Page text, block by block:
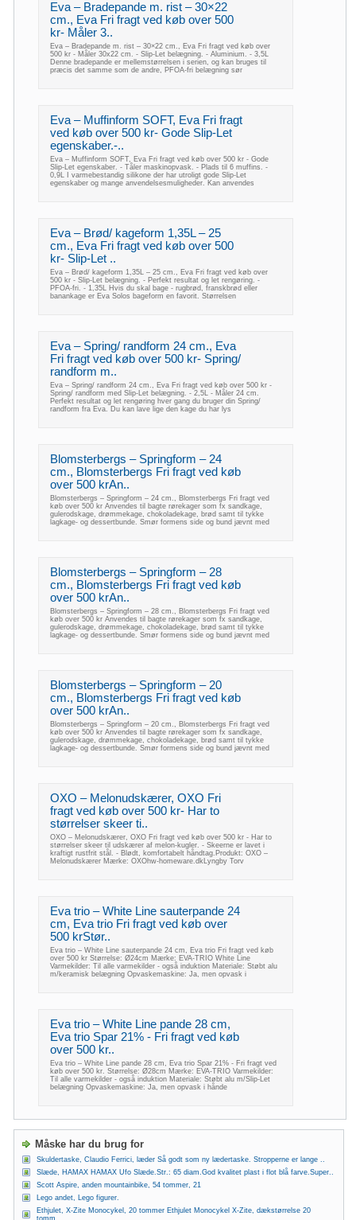
Eva – Bradepande m. rist – 30×22
cm., Eva Fri fragt ved køb over 500
kr- Måler 3..
Eva – Bradepande m. rist – 30×22 cm., Eva Fri fragt ved køb over
500 kr - Måler 30x22 cm. - Slip-Let belægning. - Aluminium. - 3,5L
Denne bradepande er mellemstørrelsen i serien, og kan bruges til
præcis det samme som de andre, PFOA-fri belægning sør
Eva – Muffinform SOFT, Eva Fri fragt
ved køb over 500 kr- Gode Slip-Let
egenskaber.-..
Eva – Muffinform SOFT, Eva Fri fragt ved køb over 500 kr - Gode
Slip-Let egenskaber. - Tåler maskinopvask. - Plads til 6 muffins. -
0,9L I varmebestandig silikone der har utroligt gode Slip-Let
egenskaber og mange anvendelsesmuligheder. Kan anvendes
Eva – Brød/ kageform 1,35L – 25
cm., Eva Fri fragt ved køb over 500
kr- Slip-Let ..
Eva – Brød/ kageform 1,35L – 25 cm., Eva Fri fragt ved køb over
500 kr - Slip-Let belægning. - Perfekt resultat og let rengøring. -
PFOA-fri. - 1,35L Hvis du skal bage - rugbrød, franskbrød eller
banankage er Eva Solos bageform en favorit. Størrelsen
Eva – Spring/ randform 24 cm., Eva
Fri fragt ved køb over 500 kr- Spring/
randform m..
Eva – Spring/ randform 24 cm., Eva Fri fragt ved køb over 500 kr -
Spring/ randform med Slip-Let belægning. - 2,5L - Måler 24 cm.
Perfekt resultat og let rengøring hver gang du bruger din Spring/
randform fra Eva. Du kan lave lige den kage du har lys
Blomsterbergs – Springform – 24
cm., Blomsterbergs Fri fragt ved køb
over 500 krAn..
Blomsterbergs – Springform – 24 cm., Blomsterbergs Fri fragt ved
køb over 500 kr Anvendes til bagte rørekager som fx sandkage,
gulerodskage, drømmekage, chokoladekage, brød samt til tykke
lagkage- og dessertbunde. Smør formens side og bund jævnt med
Blomsterbergs – Springform – 28
cm., Blomsterbergs Fri fragt ved køb
over 500 krAn..
Blomsterbergs – Springform – 28 cm., Blomsterbergs Fri fragt ved
køb over 500 kr Anvendes til bagte rørekager som fx sandkage,
gulerodskage, drømmekage, chokoladekage, brød samt til tykke
lagkage- og dessertbunde. Smør formens side og bund jævnt med
Blomsterbergs – Springform – 20
cm., Blomsterbergs Fri fragt ved køb
over 500 krAn..
Blomsterbergs – Springform – 20 cm., Blomsterbergs Fri fragt ved
køb over 500 kr Anvendes til bagte rørekager som fx sandkage,
gulerodskage, drømmekage, chokoladekage, brød samt til tykke
lagkage- og dessertbunde. Smør formens side og bund jævnt med
OXO – Melonudskærer, OXO Fri
fragt ved køb over 500 kr- Har to
størrelser skeer ti..
OXO – Melonudskærer, OXO Fri fragt ved køb over 500 kr - Har to
størrelser skeer til udskærer af melon-kugler. - Skeerne er lavet i
kraftigt rustfrit stål. - Blødt, komfortabelt håndtag.Produkt: OXO –
Melonudskærer Mærke: OXOhw-homeware.dkLyngby Torv
Eva trio – White Line sauterpande 24
cm, Eva trio Fri fragt ved køb over
500 krStør..
Eva trio – White Line sauterpande 24 cm, Eva trio Fri fragt ved køb
over 500 kr Størrelse: Ø24cm Mærke: EVA-TRIO White Line
Varmekilder: Til alle varmekilder - også induktion Materiale: Støbt alu
m/keramisk belægning Opvaskemaskine: Ja, men opvask i
Eva trio – White Line pande 28 cm,
Eva trio Spar 21% - Fri fragt ved køb
over 500 kr..
Eva trio – White Line pande 28 cm, Eva trio Spar 21% - Fri fragt ved
køb over 500 kr. Størrelse: Ø28cm Mærke: EVA-TRIO Varmekilder:
Til alle varmekilder - også induktion Materiale: Støbt alu m/Slip-Let
belægning Opvaskemaskine: Ja, men opvask i hånde
Måske har du brug for
Skuldertaske, Claudio Ferrici, læder Så godt som ny lædertaske. Stropperne er lange ..
Slæde, HAMAX HAMAX Ufo Slæde.Str.: 65 diam.God kvalitet plast i flot blå farve.Super..
Scott Aspire, anden mountainbike, 54 tommer, 21
Lego andet, Lego figurer.
Ethjulet, X-Zite Monocykel, 20 tommer Ethjulet Monocykel X-Zite, dækstørrelse 20